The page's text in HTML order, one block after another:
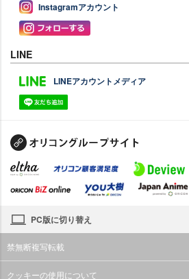
Instagramアカウント
LINE
LINEアカウントメディア
PC版に切り替え
禁無断複写転載
クッキーの使用について